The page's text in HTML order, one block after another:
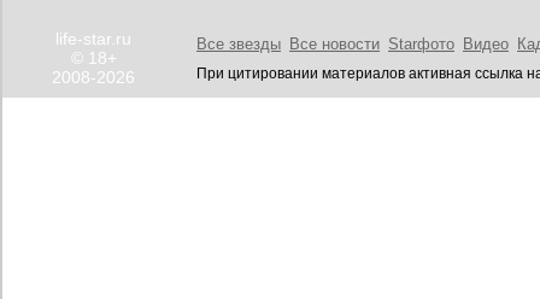
life-star.ru
© 18+
2008-2026
Все звезды Все новости Starфото Видео
При цитировании материалов активная ссылка